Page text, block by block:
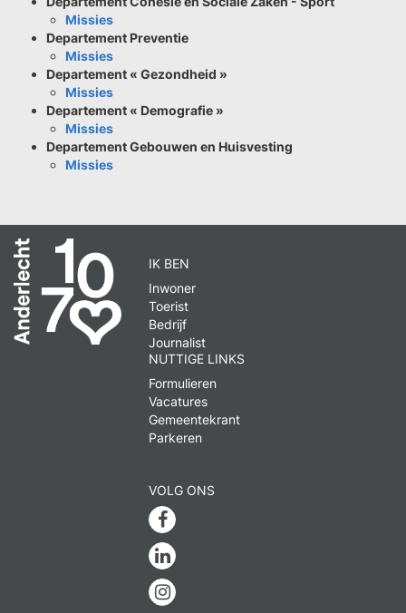
Missies
Departement Preventie
Missies
Departement « Gezondheid »
Missies
Departement « Demografie »
Missies
Departement Gebouwen en Huisvesting
Missies
IK BEN
Inwoner
Toerist
Bedrijf
Journalist
NUTTIGE LINKS
Formulieren
Vacatures
Gemeentekrant
Parkeren
VOLG ONS
Facebook
Linkedin
Instagram